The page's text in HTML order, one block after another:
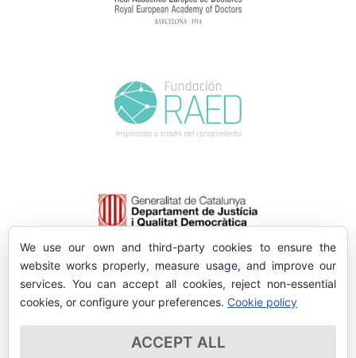
We use our own and third-party cookies to ensure the
website works properly, measure usage, and improve our
services. You can accept all cookies, reject non-essential
cookies, or configure your preferences. Cookie policy
ACCEPT ALL